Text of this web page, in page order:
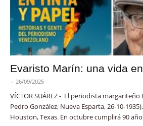
Evaristo Marín: una vida
- 26/09/2025
VÍCTOR SUÁREZ - El periodista
Pedro González, Nueva Esparta, 26-10-
Houston, Texas. En octubre cumplirá 90